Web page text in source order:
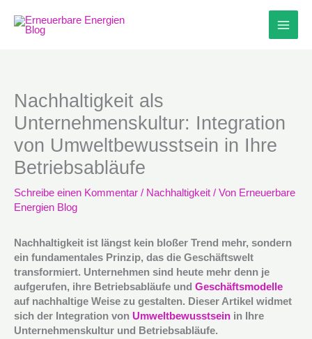
Inhalt
springen
Nachhaltigkeit als
Unternehmenskultur: Integration
von Umweltbewusstsein in Ihre
Betriebsabläufe
Schreibe einen Kommentar / Nachhaltigkeit / Von Erneuerbare
Energien Blog
Nachhaltigkeit ist längst kein bloßer Trend mehr, sondern
ein fundamentales Prinzip, das die Geschäftswelt
transformiert. Unternehmen sind heute mehr denn je
aufgerufen, ihre Betriebsabläufe und Geschäftsmodelle
auf nachhaltige Weise zu gestalten. Dieser Artikel widmet
sich der Integration von Umweltbewusstsein in Ihre
Unternehmenskultur und Betriebsabläufe.